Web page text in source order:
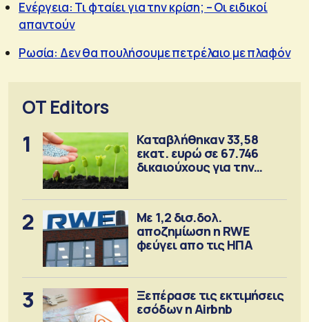
Ενέργεια: Τι φταίει για την κρίση; – Οι ειδικοί
απαντούν
Ρωσία: Δεν θα πουλήσουμε πετρέλαιο με πλαφόν
OT Editors
1
Καταβλήθηκαν 33,58
εκατ. ευρώ σε 67.746
δικαιούχους για την
2
Με 1,2 δισ.δολ.
αποζημίωση η RWE
φεύγει απο τις ΗΠΑ
3
Ξεπέρασε τις εκτιμήσεις
εσόδων η Airbnb